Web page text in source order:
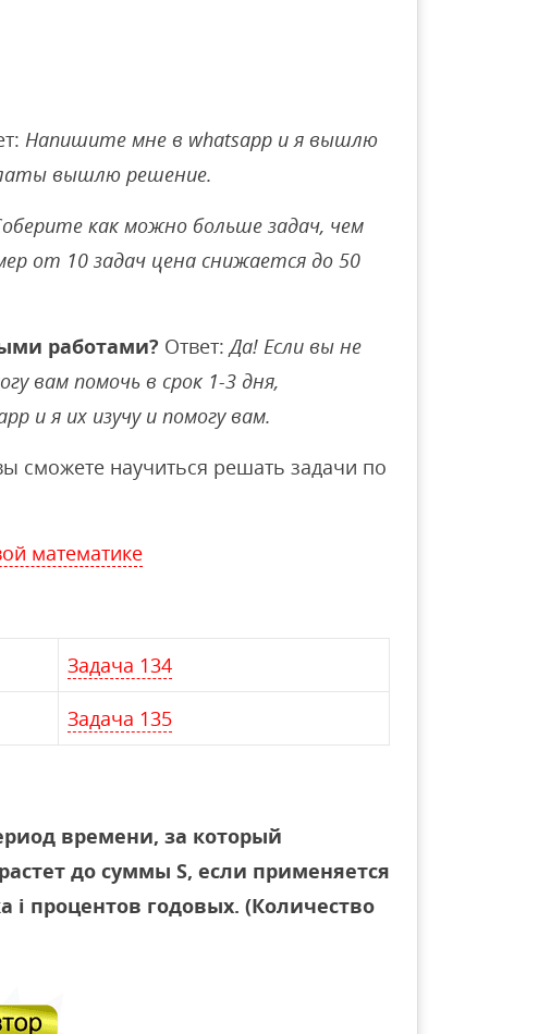
Напишите мне в whatsapp и я вышлю
вышлю решение.
как можно больше задач, чем
от 10 задач цена снижается до 50
работами? Ответ:Да! Если вы не
вам помочь в срок 1-3 дня,
и я их изучу и помогу вам.
сможете научиться решать задачи по
математике
Задача 134
Задача 135
времени, за который
до суммы S, если применяется
i процентов годовых. (Количество